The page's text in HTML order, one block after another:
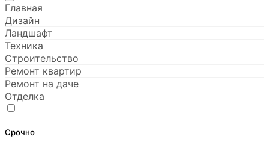
Строительный портал
Главная
Дизайн
Ландшафт
Техника
Строительство
Ремонт квартир
Ремонт на даче
Отделка
Срочно